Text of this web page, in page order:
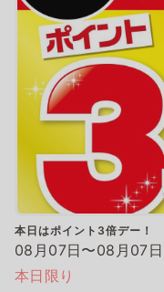
本日はポイント3倍デー！
08月07日〜08月07
本日限り